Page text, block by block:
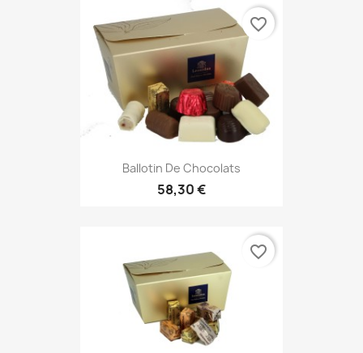
Ballotin De Chocolats
58,30 €
favorite_border
favorite_border